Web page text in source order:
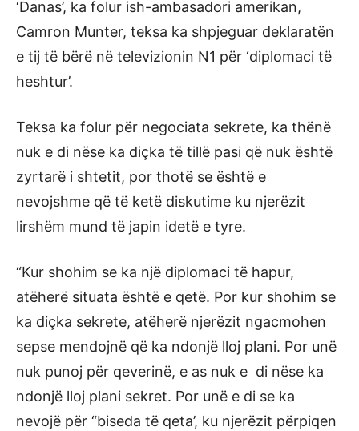
‘Danas’, ka folur ish-ambasadori amerikan,
Camron Munter, teksa ka shpjeguar deklaratën
e tij të bërë në televizionin N1 për ‘diplomaci të
heshtur’.
Teksa ka folur për negociata sekrete, ka thënë
nuk e di nëse ka diçka të tillë pasi që nuk është
zyrtarë i shtetit, por thotë se është e
nevojshme që të ketë diskutime ku njerëzit
lirshëm mund të japin idetë e tyre.
“Kur shohim se ka një diplomaci të hapur,
atëherë situata është e qetë. Por kur shohim se
ka diçka sekrete, atëherë njerëzit ngacmohen
sepse mendojnë që ka ndonjë lloj plani. Por unë
nuk punoj për qeverinë, e as nuk e di nëse ka
ndonjë lloj plani sekret. Por unë e di se ka
nevojë për “biseda të qeta’, ku njerëzit përpiqen